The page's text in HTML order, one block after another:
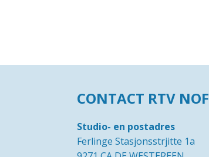
CONTACT RTV NOF
Studio- en postadres
Ferlinge Stasjonsstrjitte 1a